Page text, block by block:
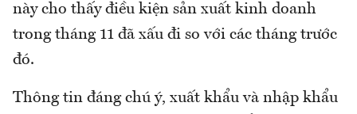
này cho thấy điều kiện sản xuất kinh doanh
trong tháng 11 đã xấu đi so với các tháng trước
đó.
Thông tin đáng chú ý, xuất khẩu và nhập khẩu